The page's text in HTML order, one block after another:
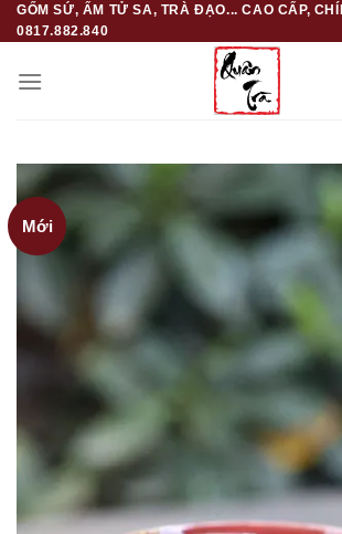
Skip
to
GỐM SỨ, ẤM TỬ SA, TRÀ ĐẠO... CAO CẤP,
0817.882.840
Mới